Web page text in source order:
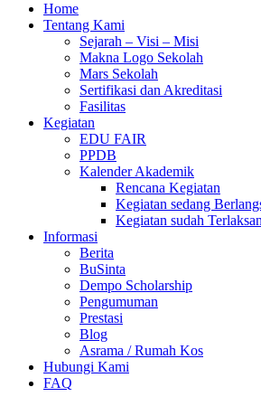
Home
Tentang Kami
Sejarah – Visi – Misi
Makna Logo Sekolah
Mars Sekolah
Sertifikasi dan Akreditasi
Fasilitas
Kegiatan
EDU FAIR
PPDB
Kalender Akademik
Rencana Kegiatan
Kegiatan sedang
Kegiatan sudah
Informasi
Berita
BuSinta
Dempo Scholarship
Pengumuman
Prestasi
Blog
Asrama / Rumah Kos
Hubungi Kami
FAQ